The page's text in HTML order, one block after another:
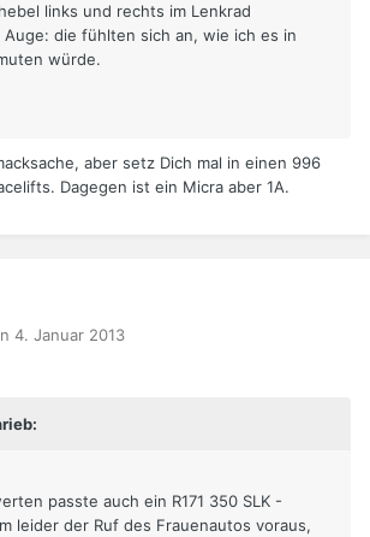
links und rechts im Lenkrad
Auge: die fühlten sich an, wie ich es in
würde.
aber setz Dich mal in einen 996
Dagegen ist ein Micra aber 1A.
4. Januar 2013
passte auch ein R171 350 SLK -
leider der Ruf des Frauenautos voraus,